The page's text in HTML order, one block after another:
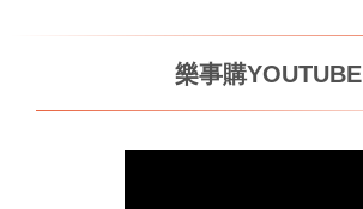
樂事購YOUTUBE